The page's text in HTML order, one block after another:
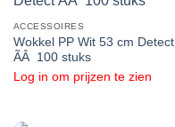
ACCESSOIRES
Wokkel PP Wit 53 cm Detect
ÃÂ 100 stuks
Log in om prijzen te zien